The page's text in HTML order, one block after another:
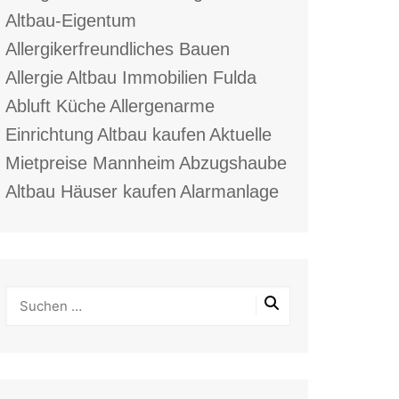
Altbau-Eigentum
Allergikerfreundliches Bauen
AllergieAltbau Immobilien Fulda
Abluft KücheAllergenarme
Einrichtung Altbau kaufen Aktuelle
Mietpreise Mannheim Abzugshaube
Altbau Häuser kaufen Alarmanlage